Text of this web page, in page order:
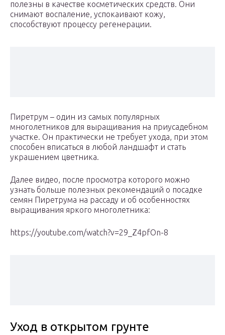
полезны в качестве косметических средств. Они
снимают воспаление, успокаивают кожу,
способствуют процессу регенерации.
Пиретрум – один из самых популярных
многолетников для выращивания на приусадебном
участке. Он практически не требует ухода, при этом
способен вписаться в любой ландшафт и стать
украшением цветника.
Далее видео, после просмотра которого можно
узнать больше полезных рекомендаций о посадке
семян Пиретрума на рассаду и об особенностях
выращивания яркого многолетника:
https://youtube.com/watch?v=29_Z4pfOn-8
Уход в открытом грунте